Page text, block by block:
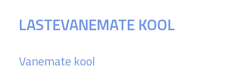
LASTEVANEMATE KOOL
Vanemate kool